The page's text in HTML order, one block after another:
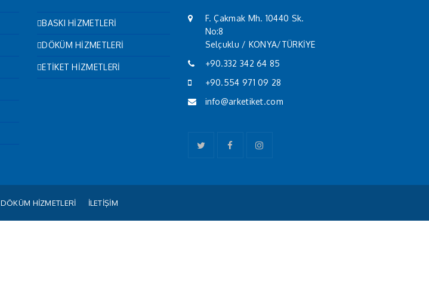
BASKI HİZMETLERİ
DÖKÜM HİZMETLERİ
ETİKET HİZMETLERİ
F. Çakmak Mh. 10440 Sk.
No:8
Selçuklu / KONYA/TÜRKİYE
+90.332 342 64 85
+90.554 971 09 28
info@arketiket.com
TwitterFacebookInstagram
DÖKÜM HİZMETLERİ İLETİŞİM